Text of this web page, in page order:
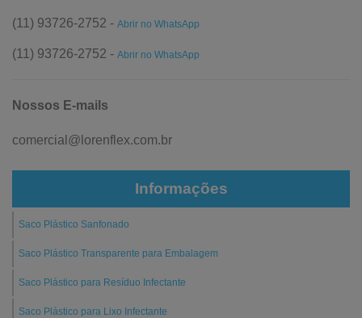
(11) 93726-2752 - Abrir no WhatsApp
(11) 93726-2752 - Abrir no WhatsApp
Nossos E-mails
comercial@lorenflex.com.br
Informações
Saco Plástico Sanfonado
Saco Plástico Transparente para Embalagem
Saco Plástico para Resíduo Infectante
Saco Plástico para Lixo Infectante